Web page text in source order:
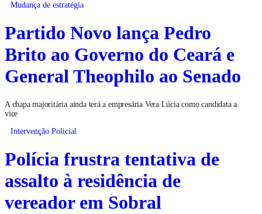
Mudança de estratégia
Partido Novo lança Pedro
Brito ao Governo do Ceará e
General Theophilo ao Senado
A chapa majoritária ainda terá a empresária Vera Lúcia como candidata a
vice
Intervenção Policial
Polícia frustra tentativa de
assalto à residência de
vereador em Sobral